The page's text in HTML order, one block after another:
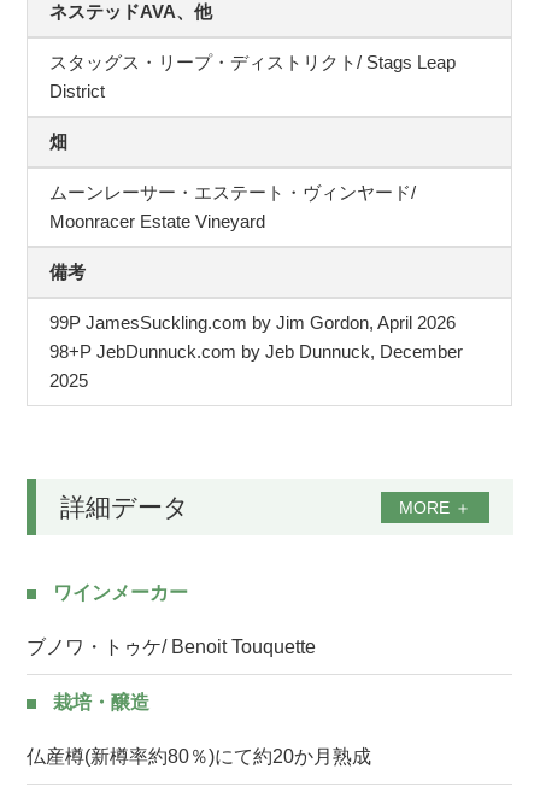
ネステッドAVA、他
スタッグス・リープ・ディストリクト/ Stags Leap
District
畑
ムーンレーサー・エステート・ヴィンヤード/
Moonracer Estate Vineyard
備考
99P JamesSuckling.com by Jim Gordon, April 2026
98+P JebDunnuck.com by Jeb Dunnuck, December
2025
詳細データ MORE ＋
ワインメーカー
ブノワ・トゥケ/ Benoit Touquette
栽培・醸造
仏産樽(新樽率約80％)にて約20か月熟成